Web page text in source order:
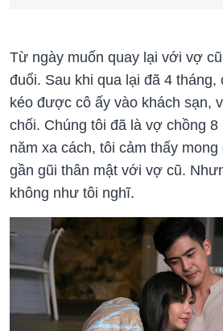
Từ ngày muốn quay lại với vợ
đuổi. Sau khi qua lại đã 4 tháng,
kéo được cô ấy vào khách sạn,
chối. Chúng tôi đã là vợ chồng
năm xa cách, tôi cảm thấy
gần gũi thân mật với vợ cũ.
không như tôi nghĩ.